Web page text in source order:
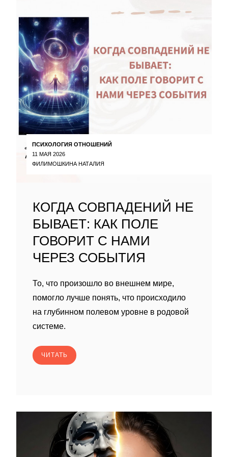
ПСИХОЛОГИЯ ОТНОШЕНИЙ
11 МАЯ 2026
ФИЛИМОШКИНА НАТАЛИЯ
КОГДА СОВПАДЕНИЙ НЕ
БЫВАЕТ: КАК ПОЛЕ
ГОВОРИТ С НАМИ
ЧЕРЕЗ СОБЫТИЯ
То, что произошло во внешнем мире,
помогло лучше понять, что происходило
на глубинном полевом уровне в родовой
системе.
ЧИТАТЬ